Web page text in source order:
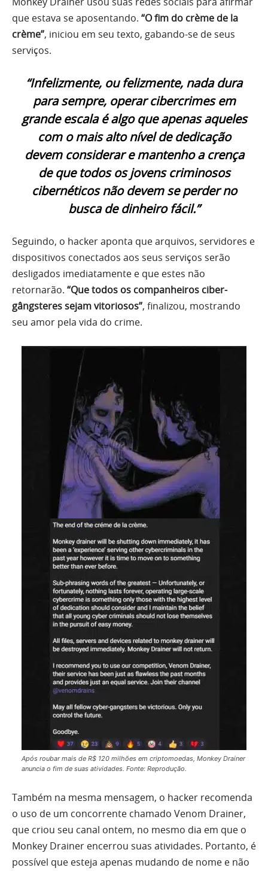
que estava se aposentando. “O fim do crème de la
crème”, iniciou em seu texto, gabando-se de seus
serviços.
“Infelizmente, ou felizmente, nada dura
para sempre, operar cibercrimes em
grande escala é algo que apenas aqueles
com o mais alto nível de dedicação
devem considerar e mantenho a crença
de que todos os jovens criminosos
cibernéticos não devem se perder no
busca de dinheiro fácil.”
Seguindo, o hacker aponta que arquivos, servidores e
dispositivos conectados aos seus serviços serão
desligados imediatamente e que estes não
retornarão. “Que todos os companheiros ciber-
gângsteres sejam vitoriosos”, finalizou, mostrando
seu amor pela vida do crime.
Após roubar mais de R$ 120 milhões em criptomoedas, Monkey Drainer
anuncia o fim de suas atividades. Fonte: Reprodução.
Também na mesma mensagem, o hacker recomenda
o uso de um concorrente chamado Venom Drainer,
que criou seu canal ontem, no mesmo dia em que o
Monkey Drainer encerrou suas atividades. Portanto, é
possível que esteja apenas mudando de nome e não